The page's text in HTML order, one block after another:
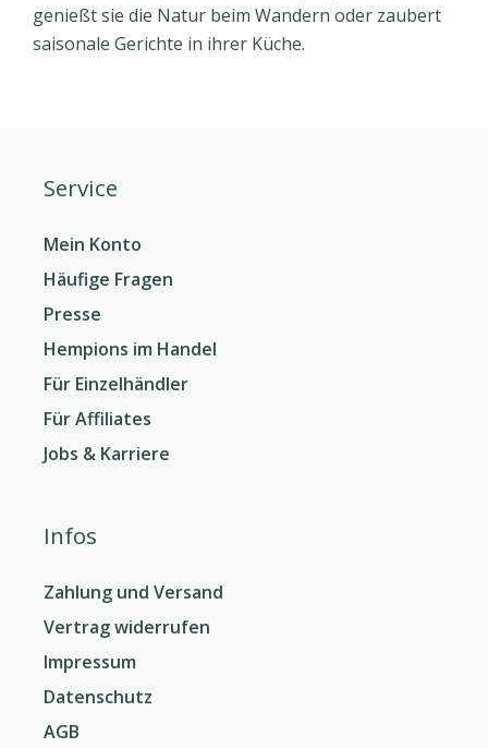
genießt sie die Natur beim Wandern oder zaubert
saisonale Gerichte in ihrer Küche.
Service
Mein Konto
Häufige Fragen
Presse
Hempions im Handel
Für Einzelhändler
Für Affiliates
Jobs & Karriere
Infos
Zahlung und Versand
Vertrag widerrufen
Impressum
Datenschutz
AGB